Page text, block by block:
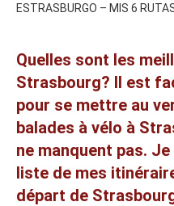
ESTRASBURGO – MIS 6
Quelles sont les
Strasbourg? Il est
pour se mettre au
balades à vélo à
ne manquent pas.
liste de mes
départ de